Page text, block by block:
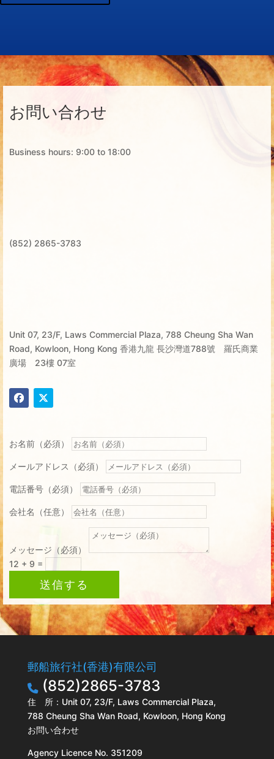
お問い合わせ
Business hours: 9:00 to 18:00
(852) 2865-3783
Unit 07, 23/F, Laws Commercial Plaza, 788 Cheung Sha Wan
Road, Kowloon, Hong Kong 香港九龍 長沙灣道788號 羅氏商業
廣場 23樓 07室
お名前（必須）
メールアドレス（必須）
電話番号（必須）
会社名（任意）
メッセージ（必須）
12 + 9 =
送信する
郵船旅行社(香港)有限公司
(852)2865-3783
住 所：Unit 07, 23/F, Laws Commercial Plaza,
788 Cheung Sha Wan Road, Kowloon, Hong Kong
お問い合わせ
Agency Licence No. 351209